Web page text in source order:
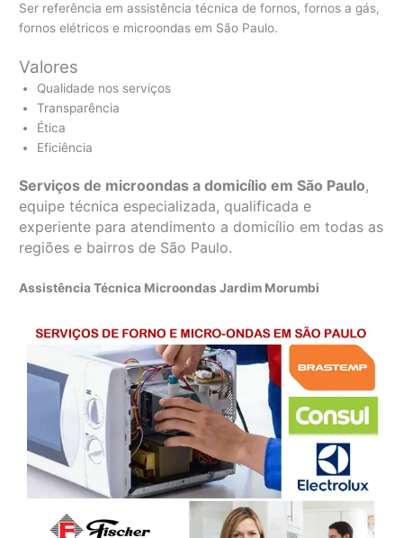
Ser referência em assistência técnica de fornos, fornos a gás,
fornos elétricos e microondas em São Paulo.
Valores
Qualidade nos serviços
Transparência
Ética
Eficiência
Serviços de microondas a domicílio em São Paulo,
equipe técnica especializada, qualificada e
experiente para atendimento a domicílio em todas as
regiões e bairros de São Paulo.
Assistência Técnica Microondas Jardim Morumbi